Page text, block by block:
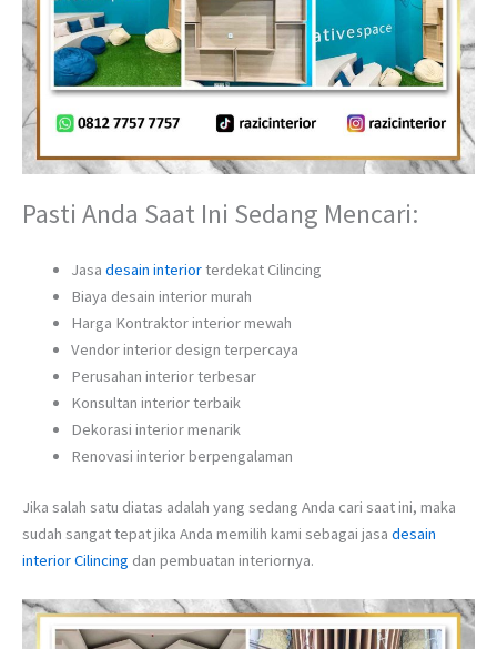
Pasti Anda Saat Ini Sedang Mencari:
Jasa desain interiorterdekat Cilincing
Biaya desain interior murah
Harga Kontraktor interior mewah
Vendor interior design terpercaya
Perusahan interior terbesar
Konsultan interior terbaik
Dekorasi interior menarik
Renovasi interior berpengalaman
Jika salah satu diatas adalah yang sedang Anda cari saat ini, maka
sudah sangat tepat jika Anda memilih kami sebagai jasa desain
interior Cilincing dan pembuatan interiornya.